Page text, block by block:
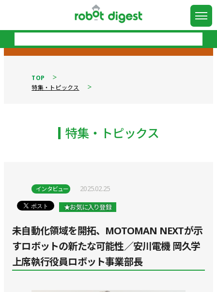
TOP
特集・トピックス
特集・トピックス
インタビュー 2025.02.25
★お気に入り登録
未自動化領域を開拓、MOTOMAN NEXTが示
すロボットの新たな可能性／安川電機 岡久学
上席執行役員ロボット事業部長